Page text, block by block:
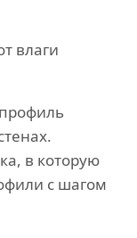
влаги
в которую
с шагом